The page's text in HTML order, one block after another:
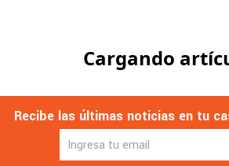
Cargando
Recibe las últimas noticias en tu